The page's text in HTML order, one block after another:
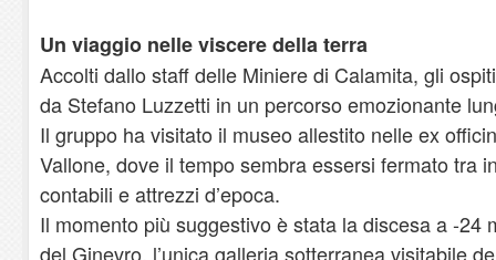
​Un viaggio nelle viscere della terra
​Accolti dallo staff delle Miniere di Calamita, gli
da Stefano Luzzetti in un percorso emozionante
Il gruppo ha visitato il museo allestito nelle ex
Vallone, dove il tempo sembra essersi fermato tra
contabili e attrezzi d’epoca.
​Il momento più suggestivo è stata la discesa a -24
del Ginevro, l’unica galleria sotterranea visitabile